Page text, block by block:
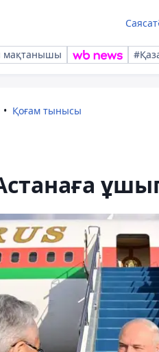
Саясат
мақтанышы
Қоғам тынысы